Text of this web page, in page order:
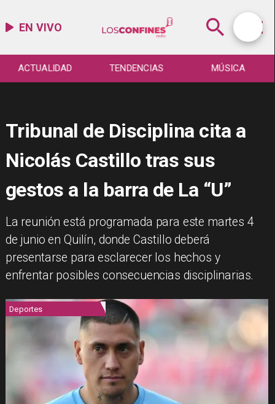
EN VIVO
ACTUALIDAD TENDENCIAS MÚSICA
Tribunal de Disciplina cita a
Nicolás Castillo tras sus
gestos a la barra de La “U”
La reunión está programada para este martes 4
de junio en Quilín, donde Castillo deberá
presentarse para esclarecer los hechos y
enfrentar posibles consecuencias disciplinarias.
Deportes